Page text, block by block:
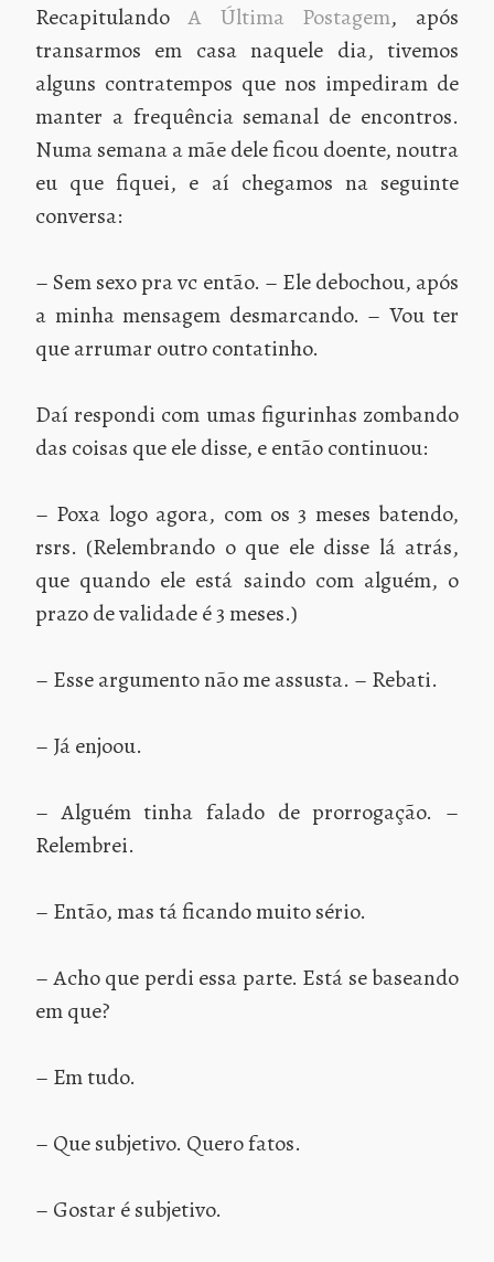
RecapitulandoA Última Postagem, após
transarmos em casa naquele dia, tivemos
alguns contratempos que nos impediram de
manter a frequência semanal de encontros.
Numa semana a mãe dele ficou doente, noutra
eu que fiquei, e aí chegamos na seguinte
conversa:
– Sem sexo pra vc então. – Ele debochou, após
a minha mensagem desmarcando. – Vou ter
que arrumar outro contatinho.
Daí respondi com umas figurinhas zombando
das coisas que ele disse, e então continuou:
– Poxa logo agora, com os 3 meses batendo,
rsrs. (Relembrando o que ele disse lá atrás,
que quando ele está saindo com alguém, o
prazo de validade é 3 meses.)
– Esse argumento não me assusta. – Rebati.
– Já enjoou.
– Alguém tinha falado de prorrogação. –
Relembrei.
– Então, mas tá ficando muito sério.
– Acho que perdi essa parte. Está se baseando
em que?
– Em tudo.
– Que subjetivo. Quero fatos.
– Gostar é subjetivo.